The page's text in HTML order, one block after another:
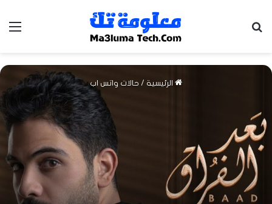
الرئيسية / حالات واتس اب